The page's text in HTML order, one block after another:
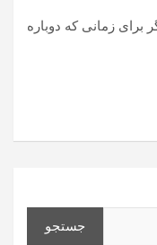
برای زمانی که دوباره
جستجو